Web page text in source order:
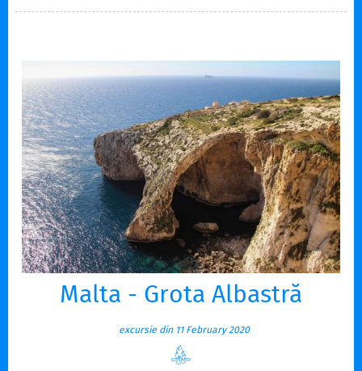
Malta - Grota Albastră
excursie din 11 February 2020